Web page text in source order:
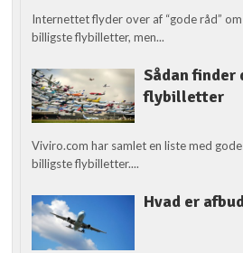
Internettet flyder over af “gode råd”
billigste flybilletter, men...
Sådan finder
flybilletter
Viviro.com har samlet en liste med
billigste flybilletter....
Hvad er